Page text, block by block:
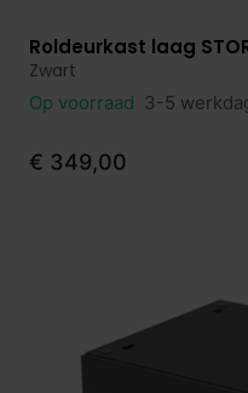
Bekijk product
Roldeurkast laag
Zwart
Op voorraad 3-5
€ 349,00